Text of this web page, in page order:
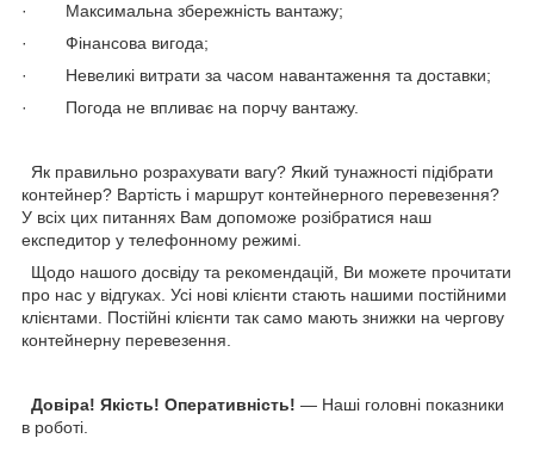
· Максимальна збережність вантажу;
· Фінансова вигода;
· Невеликі витрати за часом навантаження та доставки;
· Погода не впливає на порчу вантажу.
Як правильно розрахувати вагу? Який тунажності підібрати
контейнер? Вартість і маршрут контейнерного перевезення?
У всіх цих питаннях Вам допоможе розібратися наш
експедитор у телефонному режимі.
Щодо нашого досвіду та рекомендацій, Ви можете прочитати
про нас у відгуках. Усі нові клієнти стають нашими постійними
клієнтами. Постійні клієнти так само мають знижки на чергову
контейнерну перевезення.
Довіра! Якість! Оперативність! — Наші головні показники
в роботі.